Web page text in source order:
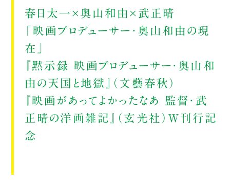
春日太一×奥山和由×武正晴
「映画プロデューサー・奥山和由の現
在」
『黙示録 映画プロデューサー・奥山和
由の天国と地獄』（文藝春秋）
『映画があってよかったなあ 監督・武
正晴の洋画雑記』（玄光社）W刊行記
念